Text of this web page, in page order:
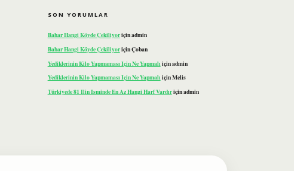
SON YORUMLAR
Bahar Hangi Köyde Çekiliyoriçinadmin
Bahar Hangi Köyde ÇekiliyoriçinÇoban
Yediklerinin Kilo Yapmaması Için Ne Yapmalı içinadmin
Yediklerinin Kilo Yapmaması Için Ne YapmalıiçinMelis
Türkiyede 81 Ilin Isminde En Az Hangi Harf Vardıriçinadmin